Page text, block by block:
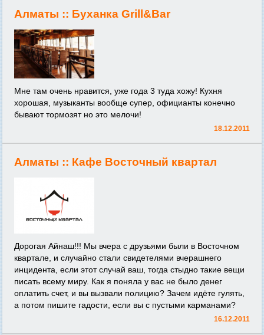
Алматы :: Буханка Grill&Bar
Мне там очень нравится, уже года 3 туда хожу! Кухня
хорошая, музыканты вообще супер, официанты конечно
бывают тормозят но это мелочи!
18.12.2011
Алматы :: Кафе Восточный квартал
Дорогая Айнаш!!! Мы вчера с друзьями были в Восточном
квартале, и случайно стали свидетелями вчерашнего
инцидента, если этот случай ваш, тогда стыдно такие вещи
писать всему миру. Как я поняла у вас не было денег
оплатить счет, и вы вызвали полицию? Зачем идёте гулять,
а потом пишите гадости, если вы с пустыми карманами?
16.12.2011